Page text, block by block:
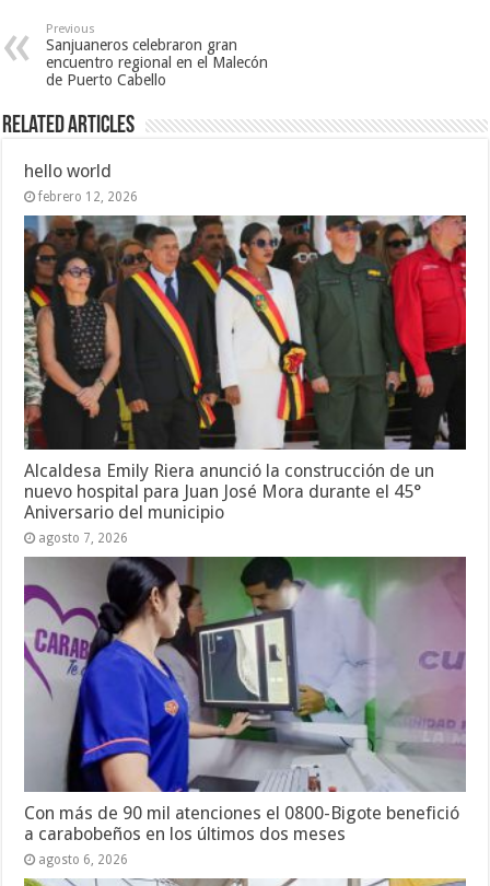
Previous
Sanjuaneros celebraron gran
encuentro regional en el Malecón
de Puerto Cabello
Related Articles
hello world
febrero 12, 2026
Alcaldesa Emily Riera anunció la construcción de un
nuevo hospital para Juan José Mora durante el 45°
Aniversario del municipio
agosto 7, 2026
Con más de 90 mil atenciones el 0800-Bigote benefició
a carabobeños en los últimos dos meses
agosto 6, 2026